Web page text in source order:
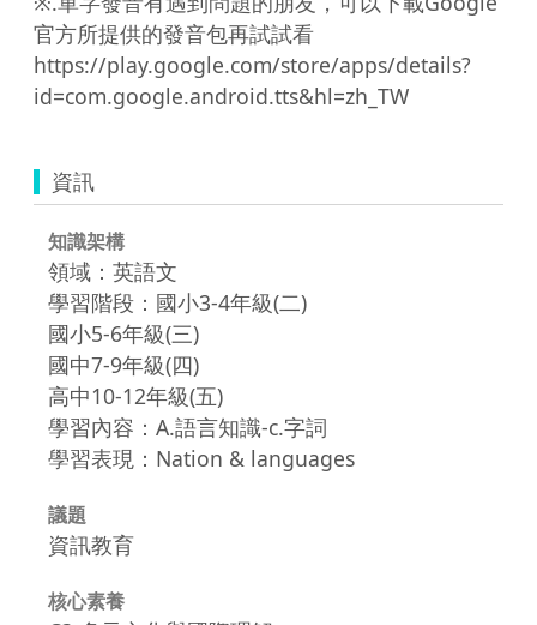
官方所提供的發音包再試試看
https://play.google.com/store/apps/details?
id=com.google.android.tts&hl=zh_TW
資訊
知識架構
領域：英語文
學習階段：國小3-4年級(二)
國小5-6年級(三)
國中7-9年級(四)
高中10-12年級(五)
學習內容：A.語言知識-c.字詞
學習表現：Nation & languages
議題
資訊教育
核心素養